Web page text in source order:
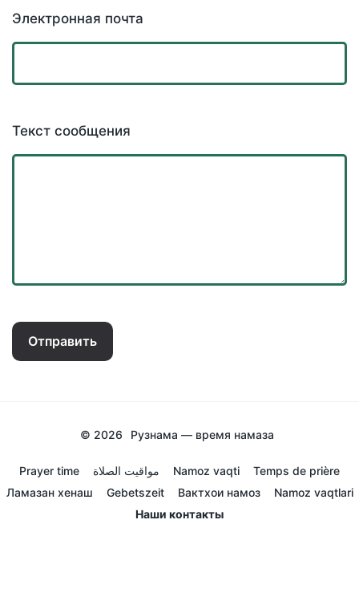
Электронная почта
Текст сообщения
Отправить
© 2026 Рузнама — время намаза
Prayer time مواقيت الصلاة Namoz vaqti
Temps de prière
Ламазан хенаш
Gebetszeit Вактхои намоз
Namoz vaqtlari
Наши контакты